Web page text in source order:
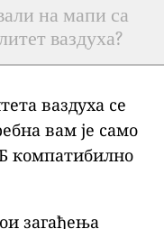
на мапи са
ваздуха?
ваздуха се
вам је само
компатибилно
загађења